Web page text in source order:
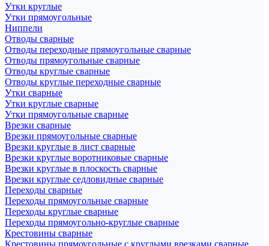
Утки круглые
Утки прямоугольные
Ниппели
Отводы сварные
Отводы переходные прямоугольные сварные
Отводы прямоугольные сварные
Отводы круглые сварные
Отводы круглые переходные сварные
Утки сварные
Утки круглые сварные
Утки прямоугольные сварные
Врезки сварные
Врезки прямоугольные сварные
Врезки круглые в лист сварные
Врезки круглые воротниковые сварные
Врезки круглые в плоскость сварные
Врезки круглые седловидные сварные
Переходы сварные
Переходы прямоугольные сварные
Переходы круглые сварные
Переходы прямоугольно-круглые сварные
Крестовины сварные
Крестовины прямоугольные с круглыми врезками сварные